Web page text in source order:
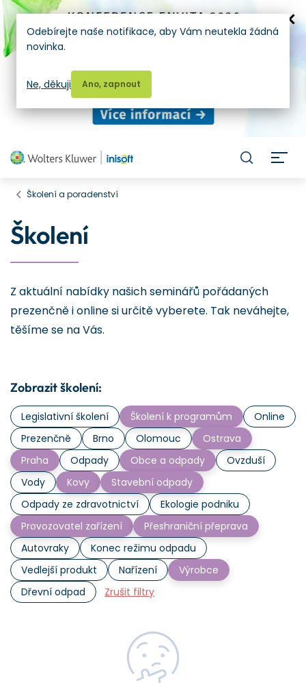
Školení a poradenství
Školení
Z aktuální nabídky našich seminářů pořádaných
prezenčně i online si určitě vyberete. Tak neváhejte,
těšíme se na Vás.
Zobrazit školení:
Legislativní školení Školení k programům
Online
Prezenčně
Brno Olomouc
Ostrava
Praha
Odpady Obce a odpady
Ovzduší
Vody
Kovy
Stavební odpady
Odpady ze zdravotnictví
Ekologie podniku
Provozovatel zařízení
Přeshraniční přeprava
Autovraky
Konec režimu odpadu
Vedlejší produkt
Nařízení
Výrobce
Dřevní odpad
Zrušit filtry
Odebírejte naše notifikace, aby Vám neutekla žádná
novinka.
Ano, zapnout
Ne, děkuji